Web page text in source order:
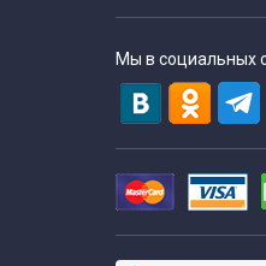
Мы в социальных